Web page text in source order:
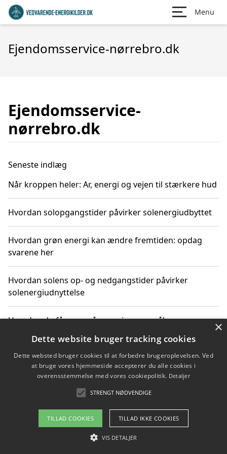
Menu
Ejendomsservice-nørrebro.dk
Ejendomsservice-
nørrebro.dk
Seneste indlæg
Når kroppen heler: Ar, energi og vejen til stærkere hud
Hvordan solopgangstider påvirker solenergiudbyttet
Hvordan grøn energi kan ændre fremtiden: opdag
svarene her
Hvordan solens op- og nedgangstider påvirker
solenergiudnyttelse
Hvordan du får svar på energispørgsmål om
Copyright 2026 - Pilanto Aps
Om / kontakt
Blog Betingelser
×
Dette website bruger tracking cookies
Dette websted bruger cookies til at forbedre brugeroplevelsen. Ved
at bruge vores hjemmeside accepterer du alle cookies i
overensstemmelse med vores cookiepolitik. Detaljer
STRENGT NØDVENDIGE
TILLAD COOKIES TILLAD IKKE COOKIES
VIS DETALJER